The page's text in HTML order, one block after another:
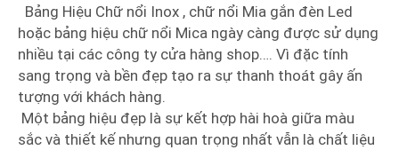
Bảng Hiệu Chữ nổi Inox , chữ nổi Mia gắn đèn Led
hoặc bảng hiệu chữ nổi Mica ngày càng được sử dụng
nhiều tại các công ty cửa hàng shop…. Vì đặc tính
sang trọng và bền đẹp tạo ra sự thanh thoát gây ấn
tượng với khách hàng.
Một bảng hiệu đẹp là sự kết hợp hài hoà giữa màu
sắc và thiết kế nhưng quan trọng nhất vẫn là chất liệu